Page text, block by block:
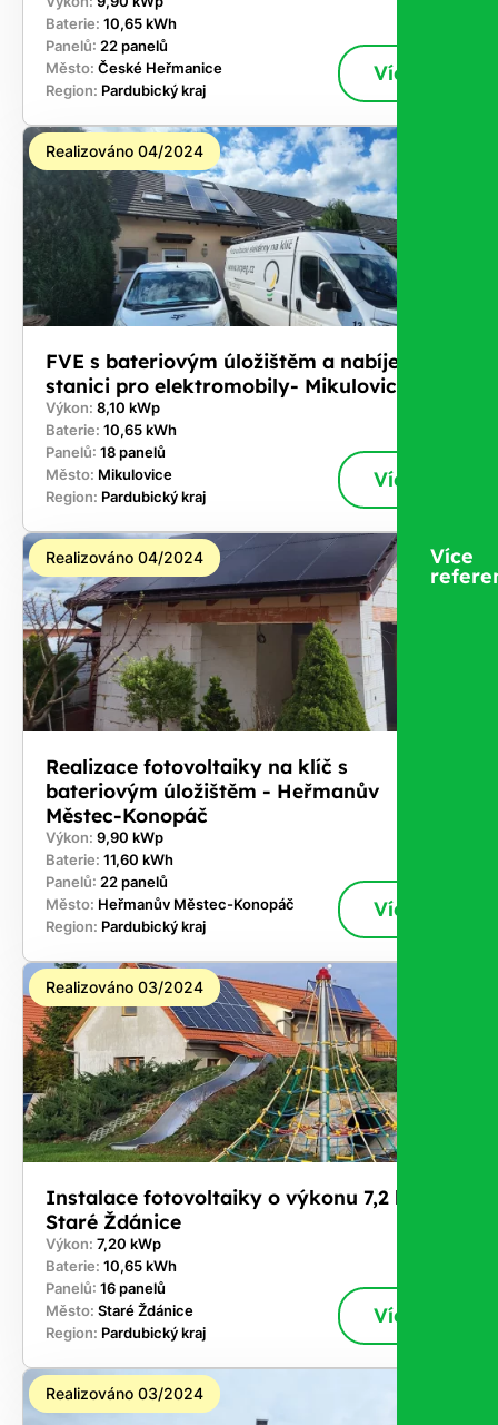
Baterie: 10,65 kWh
Panelů: 22 panelů
Město: České Heřmanice
Region: Pardubický kraj
Více
Realizováno 04/2024
FVE s bateriovým úložištěm a nabíjecí
stanici pro elektromobily- Mikulovice
Výkon: 8,10 kWp
Baterie: 10,65 kWh
Panelů: 18 panelů
Město: Mikulovice
Region: Pardubický kraj
Více
Realizováno 04/2024
Realizace fotovoltaiky na klíč s
bateriovým úložištěm - Heřmanův
Městec-Konopáč
Výkon: 9,90 kWp
Baterie: 11,60 kWh
Panelů: 22 panelů
Město: Heřmanův Městec-Konopáč
Region: Pardubický kraj
Více
Realizováno 03/2024
Instalace fotovoltaiky o výkonu 7,2 kWp -
Staré Ždánice
Výkon: 7,20 kWp
Baterie: 10,65 kWh
Panelů: 16 panelů
Město: Staré Ždánice
Region: Pardubický kraj
Více
Realizováno 03/2024
Více